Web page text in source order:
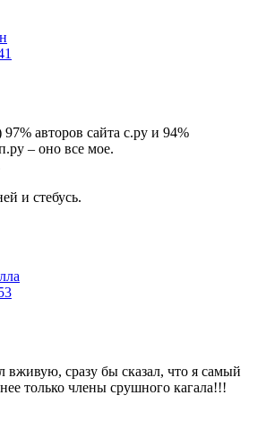
авторов сайта с.ру и 94%
– оно все мое.
и стебусь.
вживую, сразу бы сказал, что я самый
только члены срушного кагала!!!